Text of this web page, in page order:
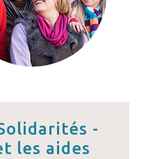
-
les aides